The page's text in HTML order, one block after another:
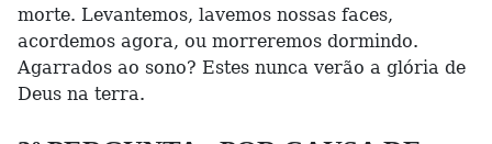
morte. Levantemos, lavemos nossas faces,
acordemos agora, ou morreremos dormindo.
Agarrados ao sono? Estes nunca verão a glória de
Deus na terra.